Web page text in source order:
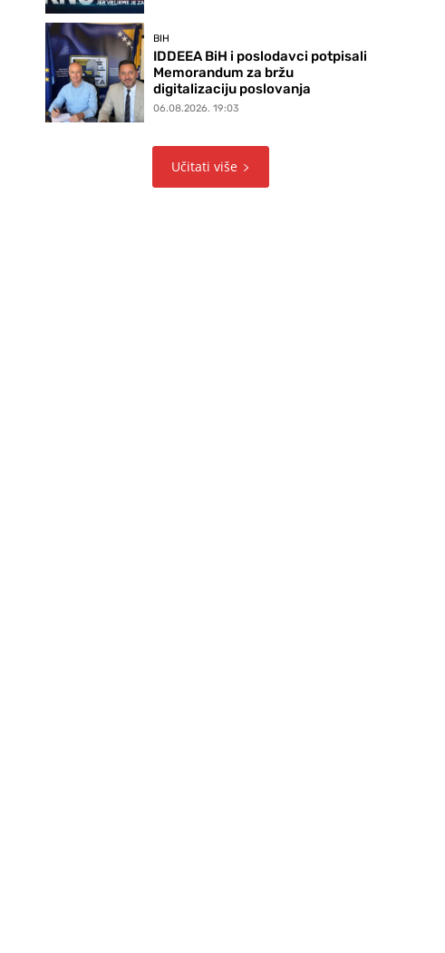
BIH
IDDEEA BiH i poslodavci potpisali
Memorandum za bržu
digitalizaciju poslovanja
06.08.2026. 19:03
Učitati više